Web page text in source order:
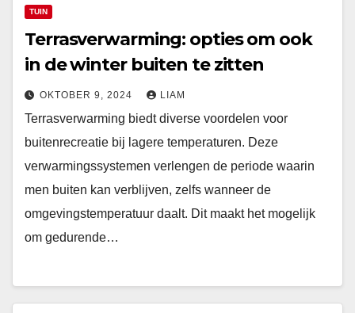
TUIN
Terrasverwarming: opties om ook
in de winter buiten te zitten
OKTOBER 9, 2024 LIAM
Terrasverwarming biedt diverse voordelen voor
buitenrecreatie bij lagere temperaturen. Deze
verwarmingssystemen verlengen de periode waarin
men buiten kan verblijven, zelfs wanneer de
omgevingstemperatuur daalt. Dit maakt het mogelijk
om gedurende…